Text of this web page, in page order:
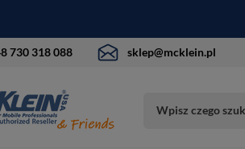
730 318 088 sklep@mcklein.pl